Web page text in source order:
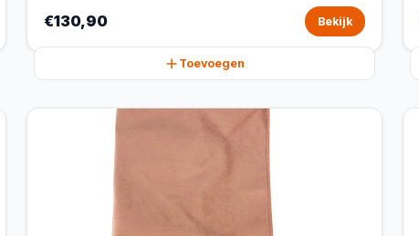
€130,90 Bekijk
Toevoegen